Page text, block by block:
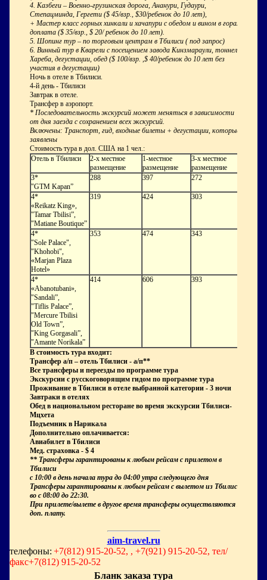
4. Казбеги – Военно-грузинская дорога, Ананури, Гудаури,
Степацминда, Гергети ($ 45/взр., $30/ребенок до 10 лет),
+ Мастер класс горных хинкали и хачапури с обедом и вином в горах -
доплата ($ 35/взр., $ 20/ ребенок до 10 лет).
5. Шопинг тур – по торговым центрам в Тбилиси ( под запрос)
6. Винный тур в Кварели с посещением завода Кинзмараули, тоннеля
Хареба, дегустации, обед ($ 100/взр. ,$ 40/ребенок до 10 лет без
участия в дегустации)
Ночь в отеле в Тбилиси.
4-й день - Тбилиси
Завтрак в отеле.
Трансфер в аэропорт.
* Последовательность экскурсий может меняться в зависимости
от дня заезда с сохранением всех экскурсий.
Включены: Транспорт, гид, входные билеты + дегустации, которые
заявлены
Стоимость тура в дол. США на 1 чел.:
Отель в Тбилиси
2-х местное
размещение
1-местное
размещение
3-х местное
размещение
3*
"GTM Kapan”
288 397 272
4*
«Reikatz King»,
"Tamar Tbilisi”,
"Matiane Boutique”
319 424 303
4*
"Sole Palace",
"Khohobi",
«Marjan Plaza
Hotel»
353 474 343
4*
«Abanotubani»,
"Sandali”,
"Tiflis Palace”,
"Mercure Tbilisi
Old Town”,
"King Gorgasali”,
"Amante Norikala”
414 606 393
В стоимость тура входит:
Трансфер а/п – отель Тбилиси - а/п**
Все трансферы и переезды по программе тура
Экскурсии с русскоговорящим гидом по программе тура
Проживание в Тбилиси в отеле выбранной категории - 3 ночи
Завтраки в отелях
Обед в национальном ресторане во время экскурсии Тбилиси-
Мцхета
Подъемник в Нарикала
Дополнительно оплачивается:
Авиабилет в Тбилиси
Мед. страховка - $ 4
** Трансферы гарантированы к любым рейсам с прилетом в
Тбилиси
с 10:00 в день начала тура до 04:00 утра следующего дня
Трансферы гарантированы к любым рейсам с вылетом из Тбилиси
во с 08:00 до 22:30.
При прилете/вылете в другое время трансферы осуществляются за
доп. плату.
aim-travel.ru
телефоны: +7(812) 915-20-52, , +7(921) 915-20-52, тел/
факс+7(812) 915-20-52
Бланк заказа тура